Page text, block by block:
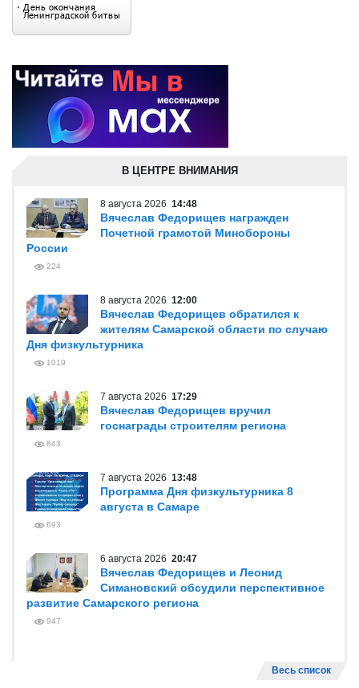
В ЦЕНТРЕ ВНИМАНИЯ
8 августа 2026 14:48
Вячеслав Федорищев награжден
Почетной грамотой Минобороны
России
224
8 августа 2026 12:00
Вячеслав Федорищев обратился к
жителям Самарской области по случаю
Дня физкультурника
1019
7 августа 2026 17:29
Вячеслав Федорищев вручил
госнаграды строителям региона
843
7 августа 2026 13:48
Программа Дня физкультурника 8
августа в Самаре
693
6 августа 2026 20:47
Вячеслав Федорищев и Леонид
Симановский обсудили перспективное
развитие Самарского региона
947
Весь список